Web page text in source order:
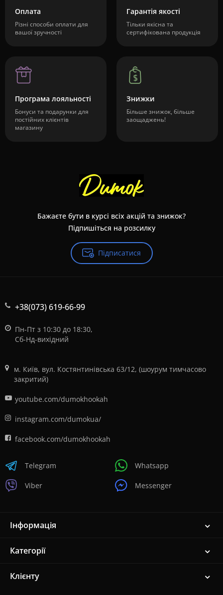
Оплата
Різні способи оплати для
вашої зручності
Гарантія якості
Тільки якісна та
сертифікована продукція
Програма лояльності
Бонуси та подарунки для
постійних клієнтів
магазину
Знижки
Більше знижок, більше
заощаджень!
Бажаєте бути в курсі всіх акцій та знижок?
Підпишіться на розсилку
Підписатися
+38(073) 619-66-99
Пн-Пт з 10:30 до 18:30,
Сб-Нд-вихідний
м. Київ, вул. Костянтинівська 63/12, (шоурум тимчасово
закритий)
youtube.com/dumokhookah
instagram.com/dumokua/
facebook.com/dumokhookah
Telegram
Viber
Whatsapp
Messenger
Інформація
Категорії
Клієнту